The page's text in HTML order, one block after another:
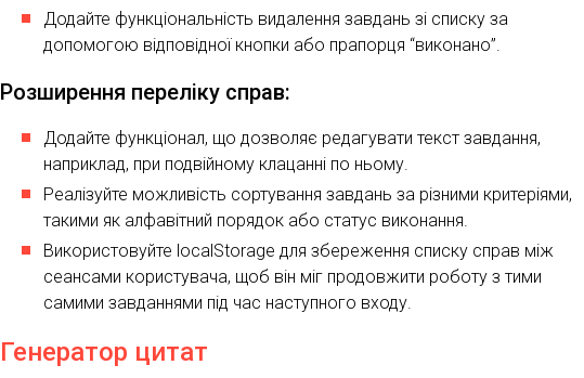
Додайте функціональність видалення завдань зі списку за
допомогою відповідної кнопки або прапорця “виконано”.
Розширення переліку справ:
Додайте функціонал, що дозволяє редагувати текст завдання,
наприклад, при подвійному клацанні по ньому.
Реалізуйте можливість сортування завдань за різними критеріями,
такими як алфавітний порядок або статус виконання.
Використовуйте localStorage для збереження списку справ між
сеансами користувача, щоб він міг продовжити роботу з тими
самими завданнями під час наступного входу.
Генератор цитат